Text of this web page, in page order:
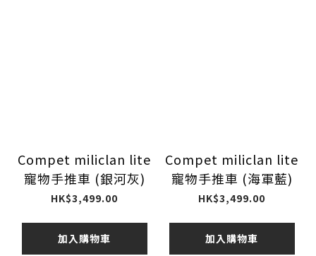
Compet miliclan lite
寵物手推車 (銀河灰)
HK$3,499.00
加入購物車
Compet miliclan lite
寵物手推車 (海軍藍)
HK$3,499.00
加入購物車